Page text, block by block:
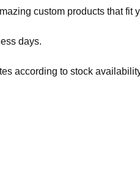
custom products that fit
days.
according to stock